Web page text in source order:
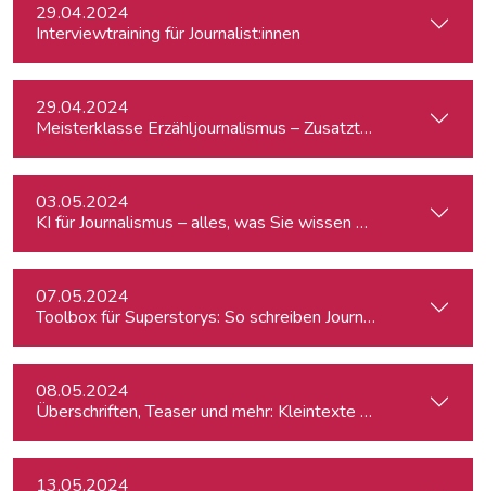
29.04.2024
Interviewtraining für Journalist:innen
29.04.2024
Meisterklasse Erzähljournalismus – Zusatztermin
03.05.2024
KI für Journalismus – alles, was Sie wissen müssen
07.05.2024
Toolbox für Superstorys: So schreiben Journalist:innen
08.05.2024
Überschriften, Teaser und mehr: Kleintexte einfach besser
13.05.2024